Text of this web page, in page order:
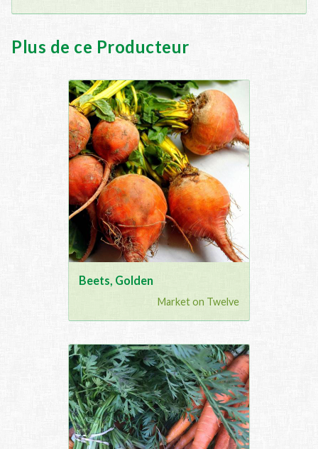
Plus de ce Producteur
Beets, Golden
Market on Twelve